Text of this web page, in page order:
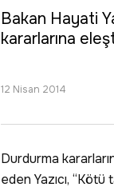
Bakan Hayati
kararlarına
12 Nisan 2014
Durdurma
eden Yazıcı,